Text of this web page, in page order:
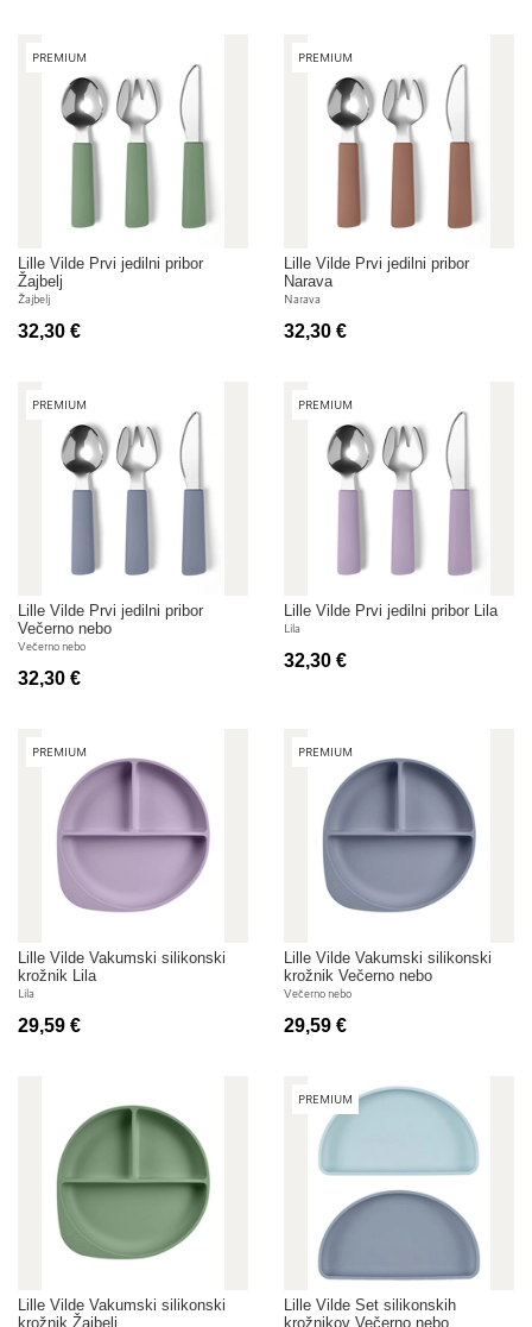
PREMIUM
Lille Vilde Prvi jedilni pribor
Žajbelj
Žajbelj
32,30 €
PREMIUM
Lille Vilde Prvi jedilni pribor
Narava
Narava
32,30 €
PREMIUM
Lille Vilde Prvi jedilni pribor
Večerno nebo
Večerno nebo
32,30 €
PREMIUM
Lille Vilde Prvi jedilni pribor Lila
Lila
32,30 €
PREMIUM
Lille Vilde Vakumski silikonski
krožnik Lila
Lila
29,59 €
PREMIUM
Lille Vilde Vakumski silikonski
krožnik Večerno nebo
Večerno nebo
29,59 €
Lille Vilde Vakumski silikonski
krožnik Žajbelj
PREMIUM
Lille Vilde Set silikonskih
krožnikov Večerno nebo